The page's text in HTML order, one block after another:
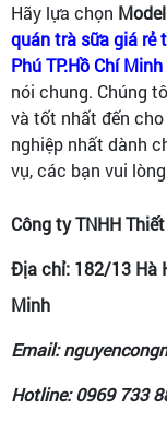
Hãy lựa chọn
quán trà sữa giá rẻ
Phú TP.Hồ Chí Minh
nói chung. Chúng
và tốt nhất đến
nghiệp nhất dành
vụ, các bạn vui
Công ty TNHH
Địa chỉ: 182/13 Hà
Minh
Email:
Hotline: 0969 733